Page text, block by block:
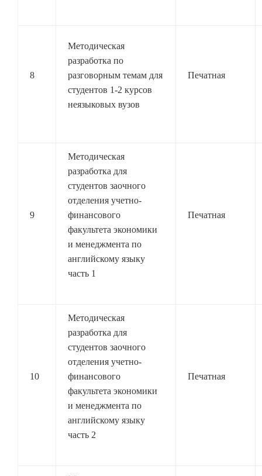
8
Методическая
разработка по
разговорным темам для
студентов 1-2 курсов
неязыковых вузов
Печатная
9
Методическая
разработка для
студентов заочного
отделения учетно-
финансового
факультета экономики
и менеджмента по
английскому языку
часть 1
Печатная
10
Методическая
разработка для
студентов заочного
отделения учетно-
финансового
факультета экономики
и менеджмента по
английскому языку
часть 2
Печатная